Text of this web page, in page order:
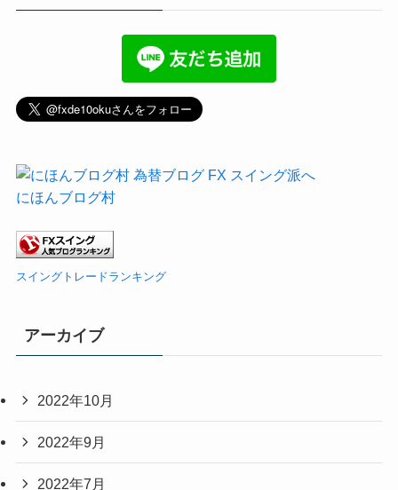
にほんブログ村
スイングトレードランキング
アーカイブ
2022年10月
2022年9月
2022年7月